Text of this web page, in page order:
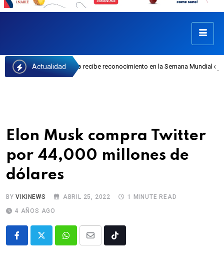
Actualidad
Castillo recibe reconocimiento en la Semana Mundial de la Lactancia
Elon Musk compra Twitter
por 44,000 millones de
dólares
BYVIKINEWS ABRIL 25, 2022
1 MINUTE READ
4 AÑOS AGO